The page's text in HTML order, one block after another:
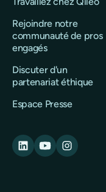
Rejoindre notre
communauté de pros
engagés
Discuter d'un
partenariat éthique
Espace Presse